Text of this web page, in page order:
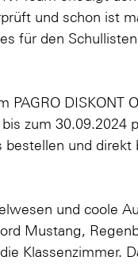
und schon ist
für den
PAGRO DISKONT
zum 30.09.2024
bestellen und
und coole
Mustang,
Klassenzimmer.